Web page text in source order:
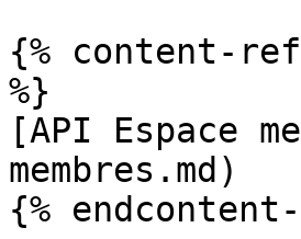
{% content-ref
%}
[API Espace
membres.md)
{%